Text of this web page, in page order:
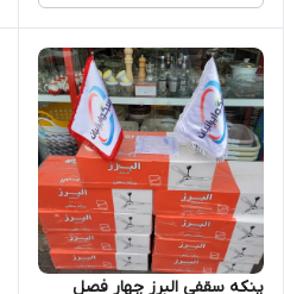
پنکه سقفی البرز چهار فصل